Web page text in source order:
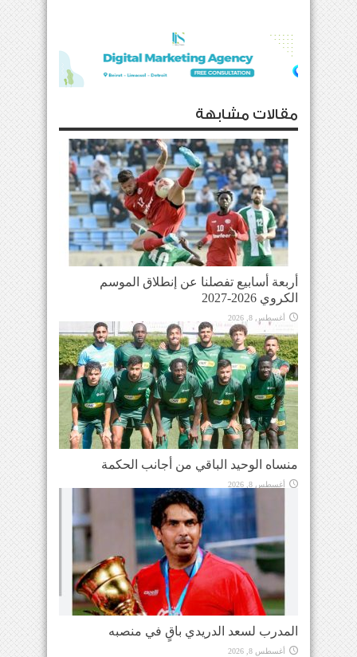
مقالات مشابهة
أربعة أسابيع تفصلنا عن إنطلاق الموسم
الكروي 2026-2027
أغسطس 8, 2026
منساه الوحيد الباقي من أجانب الحكمة
أغسطس 8, 2026
المدرب لسعد الدريدي باقٍ في منصبه
أغسطس 8, 2026